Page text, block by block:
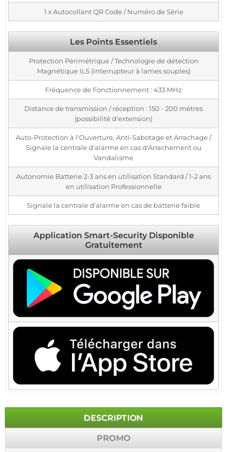
1 x Autocollant QR Code / Numéro de Série
Les Points Essentiels
Protection Périmétrique / Technologie de détection
Magnétique ILS (interrupteur à lames souples)
Fréquence de Fonctionnement : 433 MHz
Distance de transmission / réception : 150 - 200 mètres
(possibilité d'extension)
Auto-Protection à l'Ouverture, Anti-Sabotage et Arrachage /
Signale la centrale d'alarme en cas d'Arrachement ou
Vandalisme
Autonomie Batterie 2-3 ans en utilisation Standard / 1-2 ans
en utilisation Professionnelle
Signale la centrale d'alarme en cas de batterie faible
Application Smart-Security Disponible
Gratuitement
DESCRIPTION
PROMO